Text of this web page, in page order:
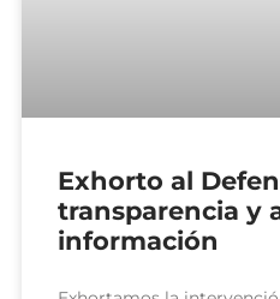
Exhorto al
transparencia y
información